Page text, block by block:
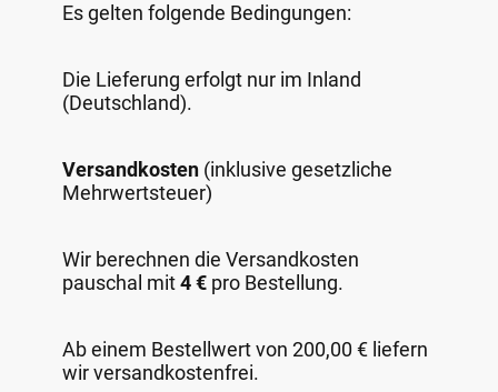
Es gelten folgende Bedingungen:
Die Lieferung erfolgt nur im Inland
(Deutschland).
Versandkosten (inklusive gesetzliche
Mehrwertsteuer)
Wir berechnen die Versandkosten
pauschal mit4 € pro Bestellung.
Ab einem Bestellwert von 200,00 € liefern
wir versandkostenfrei.